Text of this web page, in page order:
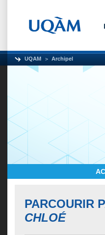
UQAM Archipel
PARCOURIR
CHLOÉ